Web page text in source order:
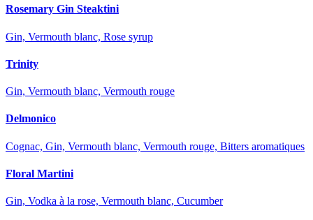
Rosemary Gin Steaktini
Gin, Vermouth blanc, Rose syrup
Trinity
Gin, Vermouth blanc, Vermouth rouge
Delmonico
Cognac, Gin, Vermouth blanc, Vermouth rouge, Bitters aromatiques
Floral Martini
Gin, Vodka à la rose, Vermouth blanc, Cucumber